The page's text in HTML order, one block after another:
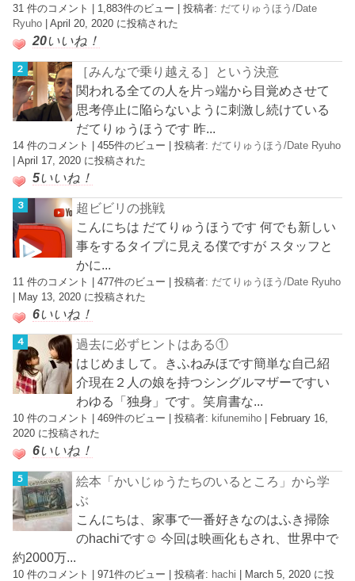
31 件のコメント 1,883件のビュー |投稿者: だてりゅうほう/Date
Ryuho |April 20, 2020 に投稿された
20いいね！
［みんなで乗り越える］という決意
関われる全ての人を片っ端から目覚めさせて
思考停止に陥らないように刺激し続けている
だてりゅうほうです 昨...
14 件のコメント |455件のビュー |投稿者: だてりゅうほう/Date Ryuho
|April 17, 2020 に投稿された
5いいね！
超ビビリの挑戦
こんにちは だてりゅうほうです 何でも新しい
事をするタイプに見える僕ですが スタッフと
かに...
11 件のコメント |477件のビュー |投稿者: だてりゅうほう/Date Ryuho
May 13, 2020 に投稿された
6いいね！
過去に必ずヒントはある①
はじめまして。きふねみほです簡単な自己紹
介現在２人の娘を持つシングルマザーですい
わゆる「独身」です。笑肩書な...
10 件のコメント |469件のビュー |投稿者: kifunemiho
February 16,
2020 に投稿された
6いいね！
絵本「かいじゅうたちのいるところ」から学
ぶ
こんにちは、家事で一番好きなのはふき掃除
のhachiです☺︎ 今回は映画化もされ、世界中で
約2000万...
10 件のコメント |971件のビュー |投稿者: hachi | March 5, 2020 に投